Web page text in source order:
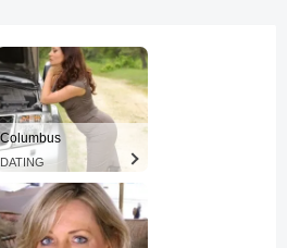
Columbus
DATING